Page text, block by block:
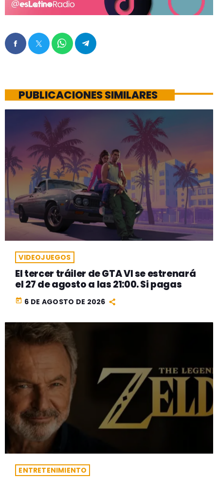
PUBLICACIONES SIMILARES
VIDEOJUEGOS
El tercer tráiler de GTA VI se estrenará
el 27 de agosto a las 21:00. Si pagas
today 6 DE AGOSTO DE 2026
ENTRETENIMIENTO